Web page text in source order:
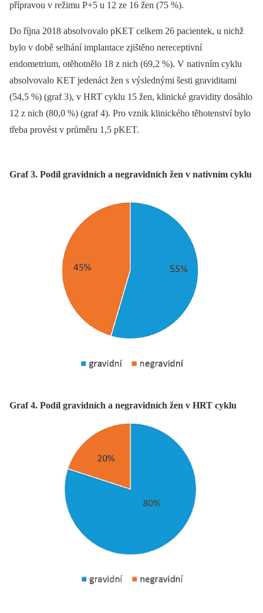
přípravou v režimu P+5 u 12 ze 16 žen (75 %).
Do října 2018 absolvovalo pKET celkem 26 pacientek, u nichž
bylo v době selhání implantace zjištěno nereceptivní
endometrium, otěhotnělo 18 z nich (69,2 %). V nativním cyklu
absolvovalo KET jedenáct žen s výslednými šesti graviditami
(54,5 %) (graf 3), v HRT cyklu 15 žen, klinické gravidity dosáhlo
12 z nich (80,0 %) (graf 4). Pro vznik klinického těhotenství bylo
třeba provést v průměru 1,5 pKET.
Graf 3. Podíl gravidních a negravidních žen v nativním cyklu
Graf 4. Podíl gravidních a negravidních žen v HRT cyklu